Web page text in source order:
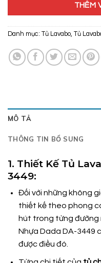
THÊM
Danh mục: Tủ Lavabo, Tủ
MÔ TẢ
THÔNG TIN BỔ SUNG
1. Thiết Kế Tủ
3449:
Đối với những không
thiết kế theo phong
hút trong từng
Nhựa Dada DA-3449
được điều đó.